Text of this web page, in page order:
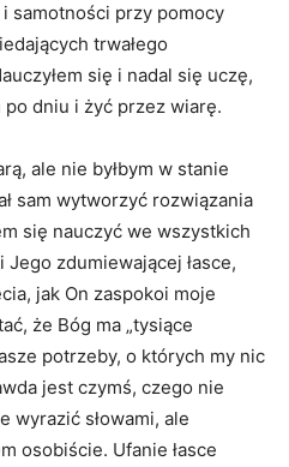
samotności przy pomocy
trwałego
się i nadal się uczę,
dniu i żyć przez wiarę.
ale nie byłbym w stanie
sam wytworzyć rozwiązania
się nauczyć we wszystkich
zdumiewającej łasce,
jak On zaspokoi moje
że Bóg ma „tysiące
potrzeby, o których my nic
jest czymś, czego nie
wyrazić słowami, ale
osobiście. Ufanie łasce